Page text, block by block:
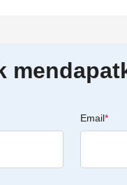
Email*